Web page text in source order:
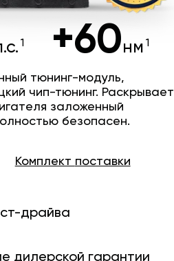
+60нм
тюнинг-модуль,
чип-тюнинг. Раскрывает
заложенный
безопасен.
Комплект поставки
драйва
дилерской гарантии